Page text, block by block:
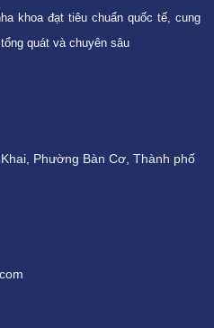
khoa đạt tiêu chuẩn quốc tế, cung
quát và chuyên sâu
Phường Bàn Cơ, Thành phố